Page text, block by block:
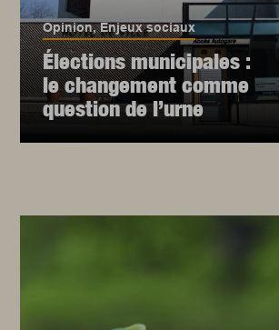
Opinion,Enjeux sociaux
Élections municipales :
le changement comme
question de l’urne